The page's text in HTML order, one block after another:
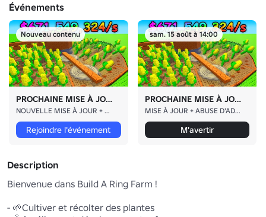
Événements
Nouveau contenu
PROCHAINE MISE À JOUR
NOUVELLE MISE À JOUR + ABUSE D'ADMINISTRATEUR !
Rejoindre l'événement
sam. 15 août à 14:00
PROCHAINE MISE À JOUR
MISE À JOUR + ABUSE D'ADMIN
M'avertir
Description
Bienvenue dans Build A Ring Farm !
- 🌱Cultiver et récolter des plantes